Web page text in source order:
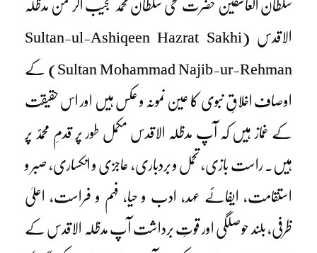
سلطان العاشقین حضرت سخی سلطان محمد نجیب الرحمن مدظلہ
الاقدس (Sultan-ul-Ashiqeen Hazrat Sakhi
Sultan Mohammad Najib-ur-Rehman) کے
اوصاف اخلاقِ نبوی کا عین نمونہ و عکس ہیں اور اس حقیقت
کے غماز ہیں کہ آپ مدظلہ الاقدس مکمل طور پر قدمِ محمدؐ پر
ہیں۔ راست بازی، تحمل و بردباری، عاجزی و انکساری، صبر و
استقامت، ایفائے عہد، ادب و حیا، فہم و فراست، اعلیٰ
ظرفی، بلند حوصلگی اور قوتِ برداشت آپ مدظلہ الاقدس کے